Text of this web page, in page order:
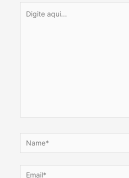
aqui...
Name*
Email*